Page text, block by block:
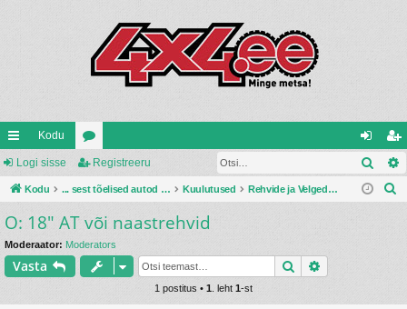
iirl
in
gi
d
Kodu
oo
ru
mi
d
og
i
eg
ist
Logi sisse Registreeru Otsi
Kodu ... sest tõelised autod ehitatakse ise ... Kuulutused Rehvide ja Velgede Ost/Müük/Vahetus
O: 18" AT või naastrehvid
Moderaator: Moderators
Vasta Otsi
1 postitus • 1 . leht 1-st